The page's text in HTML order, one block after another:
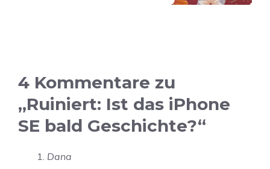
4 Kommentare zu
„Ruiniert: Ist das iPhone
SE bald Geschichte?“
Dana